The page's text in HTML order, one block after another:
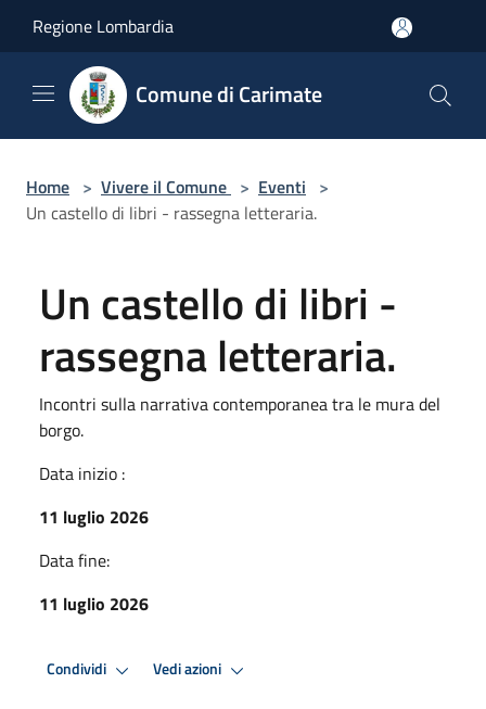
Regione Lombardia
Comune di Carimate
Home > Vivere il Comune > Eventi >
Un castello di libri - rassegna letteraria.
Un castello di libri -
rassegna letteraria.
Incontri sulla narrativa contemporanea tra le mura del
borgo.
Data inizio :
11 luglio 2026
Data fine:
11 luglio 2026
Condividi Vedi azioni